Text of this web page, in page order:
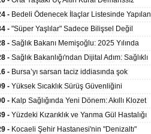
13 Yıl Uzatabiliyor
- Bedeli Ödenecek İlaçlar Listesinde Yapılan
Hakkında Duyuru 2026/30
- "Süper Yaşlılar" Sadece Bilişsel Değil
Olarak da Daha Sağlıklı Yaşıyor
- Sağlık Bakanı Memişoğlu: 2025 Yılında
Aşkın Kişiye Emzirme Eğitimi Verildi
- Sağlık Bakanlığı'ndan Dijital Adım: Sağlıklı
Merkezlerinde Uzaktan Sağlık Hizmeti
- Bursa’yı sarsan taciz iddiasında şok
- Yüksek Sıcaklık Sürüş Güvenliğini
40 Derecede Güvenli Sürüş Süresi 53
İniyor
- Kalp Sağlığında Yeni Dönem: Akıllı Klozet
30 Saniyede Ritim Bozukluğunu Tespit
- Yüzdeki Kızarıklık ve Yanma Gül Hastalığı
Belirtisi Olabilir
- Kocaeli Şehir Hastanesi'nin "Denizaltı"